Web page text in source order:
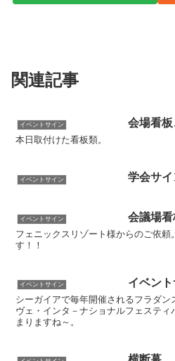
関連記事
イベントサイン 会場看
本日取付けた看板類。
イベントサイン 学会サイ
イベントサイン 会議場
フェニックスリゾート様からのご依頼
す！！
イベントサイン イベン
シーガイアで毎年開催されるフラダ
ヴェ・インタ－ナショナルフェステ
まりますね～。